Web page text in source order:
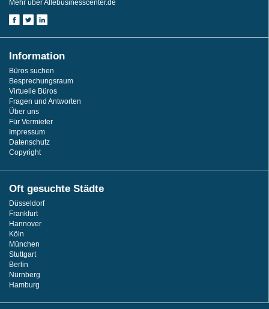
Mehr über Allebusinesscenter.de
Information
Büros suchen
Besprechungsraum
Virtuelle Büros
Fragen und Antworten
Über uns
Für Vermieter
Impressum
Datenschutz
Copyright
Oft gesuchte Städte
Düsseldorf
Frankfurt
Hannover
Köln
München
Stuttgart
Berlin
Nürnberg
Hamburg